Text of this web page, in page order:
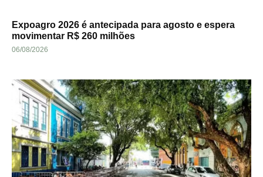
Expoagro 2026 é antecipada para agosto e espera
movimentar R$ 260 milhões
06/08/2026